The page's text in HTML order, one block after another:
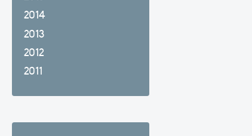
2014
2013
2012
2011